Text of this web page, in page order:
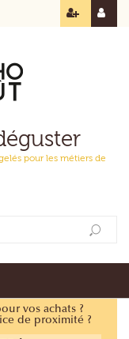
pour les métiers de
vos achats ?
de proximité ?